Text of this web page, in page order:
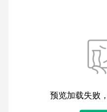
预览加载失败